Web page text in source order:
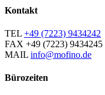
Kontakt
TEL +49 (7223) 9434242
FAX +49 (7223) 9434245
MAIL info@mofino.de
Bürozeiten